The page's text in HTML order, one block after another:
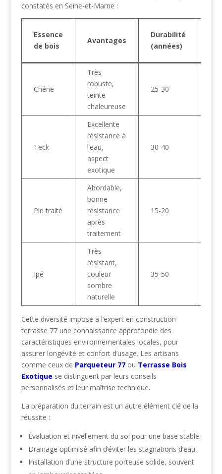
constatés en Seine-et-Marne :
Essence
de bois
Avantages
Durabilité
(années)
Chêne
Très
robuste,
teinte
chaleureuse
25-30
Teck
Excellente
résistance à
l’eau,
aspect
exotique
30-40
Pin traité
Abordable,
bonne
résistance
après
traitement
15-20
Ipé
Très
résistant,
couleur
sombre
naturelle
35-50
Cette diversité impose à l’expert en construction
terrasse 77 une connaissance approfondie des
caractéristiques environnementales locales, pour
assurer longévité et confort d’usage. Les artisans
comme ceux de Parqueteur 77ou Terrasse Bois
Exotique se distinguent par leurs conseils
personnalisés et leur maîtrise technique.
La préparation du terrain est un autre élément clé de la
réussite :
Évaluation et nivellement du sol pour une base stable.
Drainage optimisé afin d’éviter les stagnations d’eau.
Installation d’une structure porteuse solide, souvent